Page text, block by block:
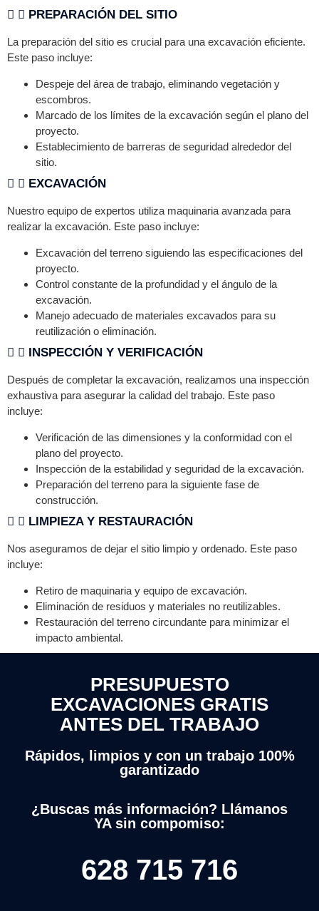
PREPARACIÓN DEL SITIO
La preparación del sitio es crucial para una excavación eficiente.
Este paso incluye:
Despeje del área de trabajo, eliminando vegetación y
escombros.
Marcado de los límites de la excavación según el plano del
proyecto.
Establecimiento de barreras de seguridad alrededor del
sitio.
EXCAVACIÓN
Nuestro equipo de expertos utiliza maquinaria avanzada para
realizar la excavación. Este paso incluye:
Excavación del terreno siguiendo las especificaciones del
proyecto.
Control constante de la profundidad y el ángulo de la
excavación.
Manejo adecuado de materiales excavados para su
reutilización o eliminación.
INSPECCIÓN Y VERIFICACIÓN
Después de completar la excavación, realizamos una inspección
exhaustiva para asegurar la calidad del trabajo. Este paso
incluye:
Verificación de las dimensiones y la conformidad con el
plano del proyecto.
Inspección de la estabilidad y seguridad de la excavación.
Preparación del terreno para la siguiente fase de
construcción.
LIMPIEZA Y RESTAURACIÓN
Nos aseguramos de dejar el sitio limpio y ordenado. Este paso
incluye:
Retiro de maquinaria y equipo de excavación.
Eliminación de residuos y materiales no reutilizables.
Restauración del terreno circundante para minimizar el
impacto ambiental.
PRESUPUESTO
EXCAVACIONES GRATIS
ANTES DEL TRABAJO
Rápidos, limpios y con un trabajo 100%
garantizado
¿Buscas más información? Llámanos
YA sin compomiso:
628 715 716